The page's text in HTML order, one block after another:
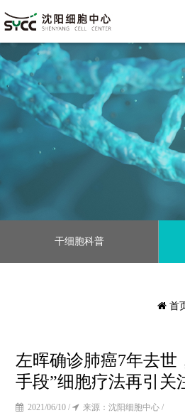
干细胞科普
首
左晖确诊肺癌7年去世
手段”细胞疗法再引关
2021/06/10 / 来源：沈阳细胞中心 /